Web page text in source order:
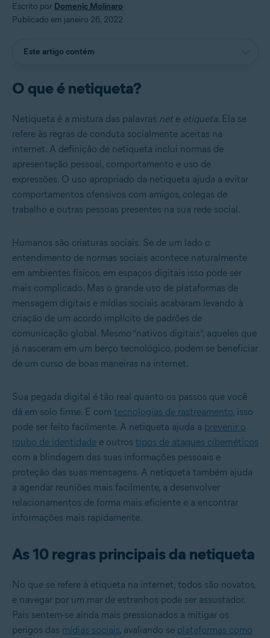
Escrito por Domenic Molinaro
Publicado em janeiro 26, 2022
Este artigo contém
O que é netiqueta?
Netiqueta é a mistura das palavras net e etiqueta. Ela se
refere às regras de conduta socialmente aceitas na
internet. A definição de netiqueta inclui normas de
apresentação pessoal, comportamento e uso de
expressões. O uso apropriado da netiqueta ajuda a evitar
comportamentos ofensivos com amigos, colegas de
trabalho e outras pessoas presentes na sua rede social.
Humanos são criaturas sociais. Se de um lado o
entendimento de normas sociais acontece naturalmente
em ambientes físicos, em espaços digitais isso pode ser
mais complicado. Mas o grande uso de plataformas de
mensagem digitais e mídias sociais acabaram levando à
criação de um acordo implícito de padrões de
comunicação global. Mesmo “nativos digitais”, aqueles que
já nasceram em um berço tecnológico, podem se beneficiar
de um curso de boas maneiras na internet.
Sua pegada digital é tão real quanto os passos que você
dá em solo firme. E com tecnologias de rastreamento, isso
pode ser feito facilmente. A netiqueta ajuda a prevenir o
roubo de identidade e outros tipos de ataques cibernéticos
com a blindagem das suas informações pessoais e
proteção das suas mensagens. A netiqueta também ajuda
a agendar reuniões mais facilmente, a desenvolver
relacionamentos de forma mais eficiente e a encontrar
informações mais rapidamente.
As 10 regras principais da netiqueta
No que se refere à etiqueta na internet, todos são novatos,
e navegar por um mar de estranhos pode ser assustador.
Pais sentem-se ainda mais pressionados a mitigar os
perigos das mídias sociais, avaliando se plataformas como